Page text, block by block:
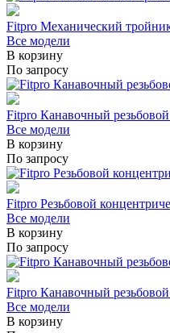
Fitpro Механический
Все модели
В корзину
По запросу
Fitpro Канавочный
Все модели
В корзину
По запросу
Fitpro Резьбовой
Все модели
В корзину
По запросу
Fitpro Канавочный
Все модели
В корзину